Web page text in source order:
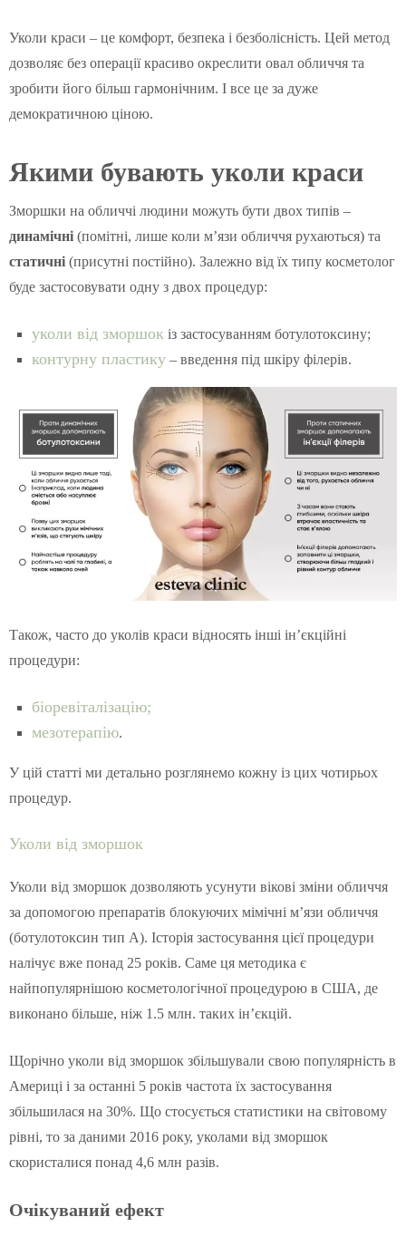
Уколи краси – це комфорт, безпека і безболісність. Цей метод
дозволяє без операції красиво окреслити овал обличчя та
зробити його більш гармонічним. І все це за дуже
демократичною ціною.
Якими бувають уколи краси
Зморшки на обличчі людини можуть бути двох типів –
динамічні (помітні, лише коли м’язи обличчя рухаються) та
статичні (присутні постійно). Залежно від їх типу косметолог
буде застосовувати одну з двох процедур:
уколи від зморшок із застосуванням ботулотоксину;
контурну пластику – введення під шкіру філерів.
Також, часто до уколів краси відносять інші ін’єкційні
процедури:
біоревіталізацію;
мезотерапію.
У цій статті ми детально розглянемо кожну із цих чотирьох
процедур.
Уколи від зморшок
Уколи від зморшок дозволяють усунути вікові зміни обличчя
за допомогою препаратів блокуючих мімічні м’язи обличчя
(ботулотоксин тип А). Історія застосування цієї процедури
налічує вже понад 25 років. Саме ця методика є
найпопулярнішою косметологічної процедурою в США, де
виконано більше, ніж 1.5 млн. таких ін’єкцій.
Щорічно уколи від зморшок збільшували свою популярність в
Америці і за останні 5 років частота їх застосування
збільшилася на 30%. Що стосується статистики на світовому
рівні, то за даними 2016 року, уколами від зморшок
скористалися понад 4,6 млн разів.
Очікуваний ефект